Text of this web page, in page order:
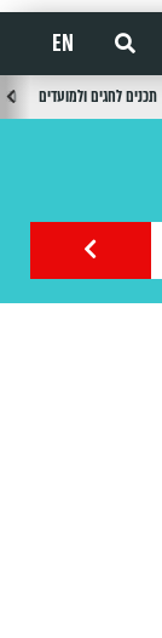
EN
תכנים לחגים ולמועדים